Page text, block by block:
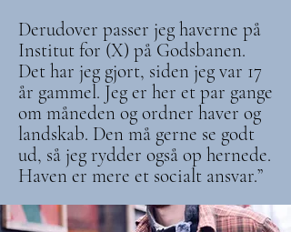
Derudover passer jeg haverne på
Institut for (X) på Godsbanen.
Det har jeg gjort, siden jeg var 17
år gammel. Jeg er her et par gange
om måneden og ordner haver og
landskab. Den må gerne se godt
ud, så jeg rydder også op hernede.
Haven er mere et socialt ansvar.”